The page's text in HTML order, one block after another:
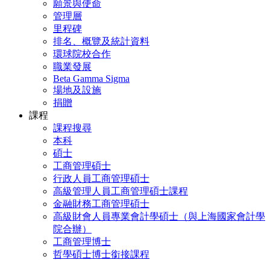
願景與使命
管理層
里程碑
排名、概覽及統計資料
環球院校合作
職業發展
Beta Gamma Sigma
場地及設施
捐贈
課程
課程搜尋
本科
碩士
工商管理碩士
行政人員工商管理碩士
高級管理人員工商管理碩士課程
金融財務工商管理碩士
高級財會人員專業會計學碩士（與上海國家會計學
院合辦）
工商管理博士
哲學碩士博士銜接課程